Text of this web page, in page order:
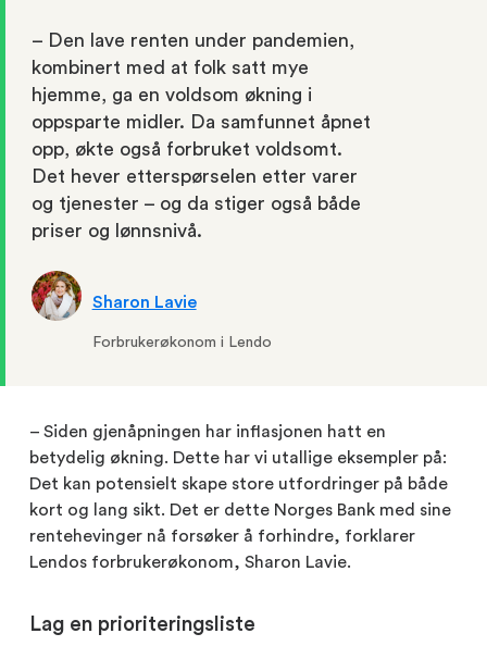
– Den lave renten under pandemien,
kombinert med at folk satt mye
hjemme, ga en voldsom økning i
oppsparte midler. Da samfunnet åpnet
opp, økte også forbruket voldsomt.
Det hever etterspørselen etter varer
og tjenester – og da stiger også både
priser og lønnsnivå.
Sharon Lavie
Forbrukerøkonom i Lendo
– Siden gjenåpningen har inflasjonen hatt en
betydelig økning. Dette har vi utallige eksempler på:
Det kan potensielt skape store utfordringer på både
kort og lang sikt. Det er dette Norges Bank med sine
rentehevinger nå forsøker å forhindre, forklarer
Lendos forbrukerøkonom, Sharon Lavie.
Lag en prioriteringsliste